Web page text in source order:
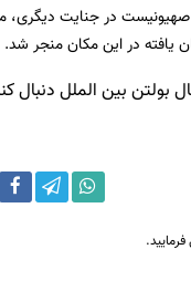
در جنایت دیگری،
یافته در این مکان منجر شد.
بولتن بین الملل دنبال